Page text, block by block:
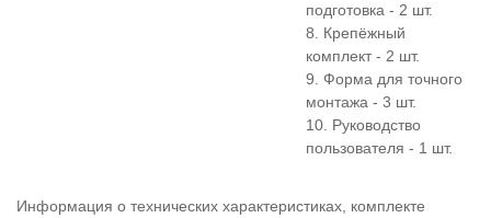
подготовка - 2 шт.
8. Крепёжный
комплект - 2 шт.
9. Форма для точного
монтажа - 3 шт.
10. Руководство
пользователя - 1 шт.
Информация о технических характеристиках, комплекте